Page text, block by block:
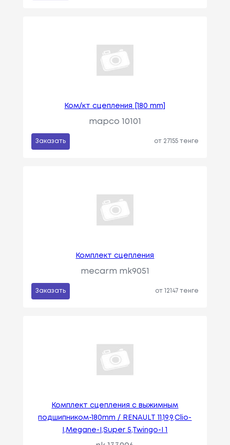
Ком/кт сцепления [180 mm]
mapco 10101
Заказать от 27155 тенге
Комплект сцепления
mecarm mk9051
Заказать от 12147 тенге
Комплект сцепления с выжимным
подшипником-180mm / RENAULT 11,19,9,Clio-
I,Megane-I,Super 5,Twingo-I 1